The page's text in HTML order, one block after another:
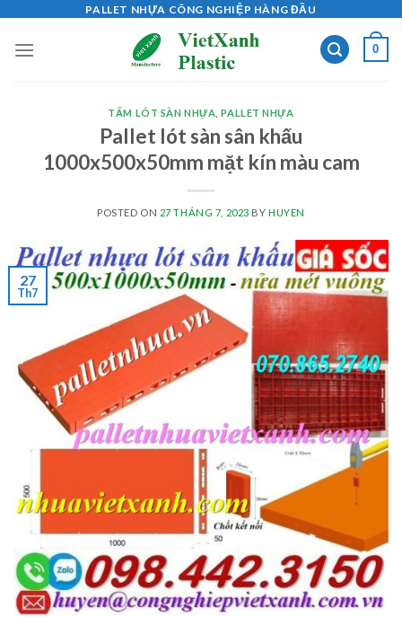
content
PALLET NHỰA CÔNG NGHIỆP HÀNG ĐẦU
0
TẤM LÓT SÀN NHỰA ,PALLET NHỰA
Pallet lót sàn sân khấu
1000x500x50mm mặt kín màu cam
POSTED ON 27 THÁNG 7, 2023 BY HUYEN
27
Th7